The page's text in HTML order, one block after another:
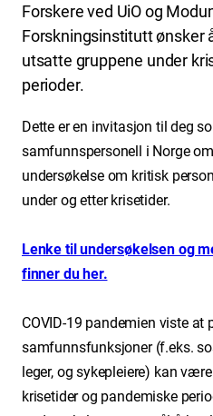
Forskere ved UiO og
Forskningsinstitutt ønsker
utsatte gruppene under
perioder.
Dette er en invitasjon til deg
samfunnspersonell i Norge
undersøkelse om kritisk
under og etterkrisetider.
Lenke til undersøkelsen og
finner du her.
COVID-19 pandemien viste at
samfunnsfunksjoner (f.eks.
leger, og sykepleiere) kanvære
krisetider og pandemiske